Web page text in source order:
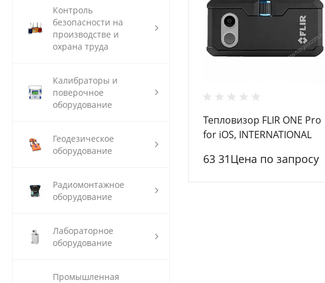
Контроль
безопасности на
производстве и
охрана труда
Калибраторы и
поверочное
оборудование
Геодезическое
оборудование
Радиомонтажное
оборудование
Лабораторное
оборудование
Промышленная
Тепловизор FLIR ONE Pro
for iOS, INTERNATIONAL
63 31Цена по запросу